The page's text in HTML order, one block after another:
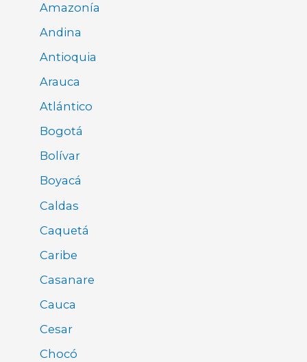
Amazonía
Andina
Antioquia
Arauca
Atlántico
Bogotá
Bolívar
Boyacá
Caldas
Caquetá
Caribe
Casanare
Cauca
Cesar
Chocó